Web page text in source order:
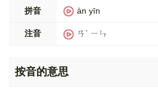
拼音 àn yīn
注音 ㄢˋ ㄧㄣ
按音的意思